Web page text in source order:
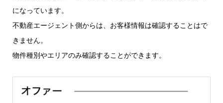
になっています。
不動産エージェント側からは、お客様情報は確認することはで
きません。
物件種別やエリアのみ確認することができます。